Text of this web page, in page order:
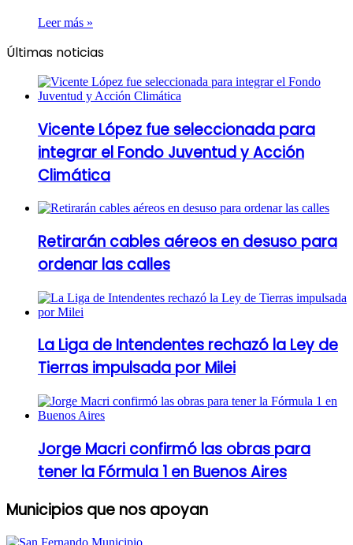
Leer más »
Últimas noticias
Vicente López fue seleccionada para
integrar el Fondo Juventud y Acción
Climática
Retirarán cables aéreos en desuso para
ordenar las calles
La Liga de Intendentes rechazó la Ley de
Tierras impulsada por Milei
Jorge Macri confirmó las obras para
tener la Fórmula 1 en Buenos Aires
Municipios que nos apoyan